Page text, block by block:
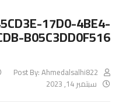
17D0-4BE4-
B05C3DD0F516
Post By:Ahmedalsalhi822
سبتمبر 14, 2023